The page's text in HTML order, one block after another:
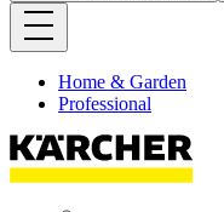
Home & Garden
Professional